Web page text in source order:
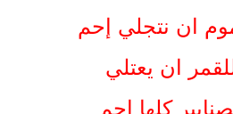
ان نتجلي إحم
ان يعتلي
كلها إحم